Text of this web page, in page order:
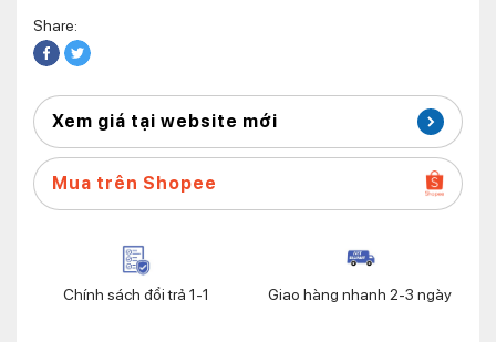
Share:
Xem giá tại website mới
Mua trên Shopee
Chính sách đổi trả 1-1 Giao hàng nhanh 2-3 ngày